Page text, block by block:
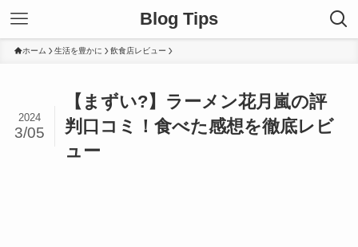
Blog Tips
ホーム 生活を豊かに 飲食店レビュー
【まずい?】ラーメン花月嵐の評
判口コミ！食べた感想を徹底レビ
ュー
2024
3/05